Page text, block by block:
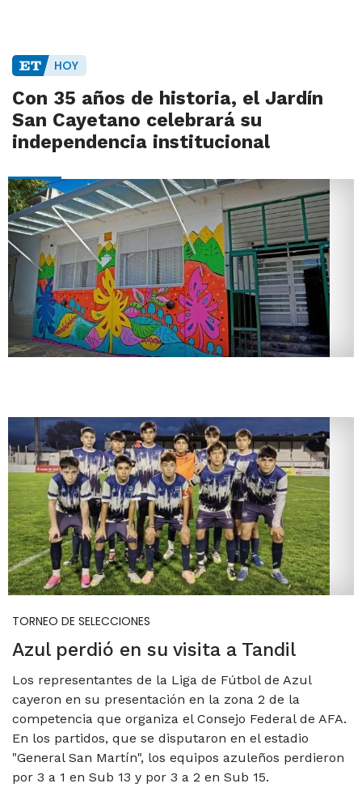
HOY
Con 35 años de historia, el Jardín
San Cayetano celebrará su
independencia institucional
TORNEO DE SELECCIONES
Azul perdió en su visita a Tandil
Los representantes de la Liga de Fútbol de Azul
cayeron en su presentación en la zona 2 de la
competencia que organiza el Consejo Federal de AFA.
En los partidos, que se disputaron en el estadio
"General San Martín", los equipos azuleños perdieron
por 3 a 1 en Sub 13 y por 3 a 2 en Sub 15.